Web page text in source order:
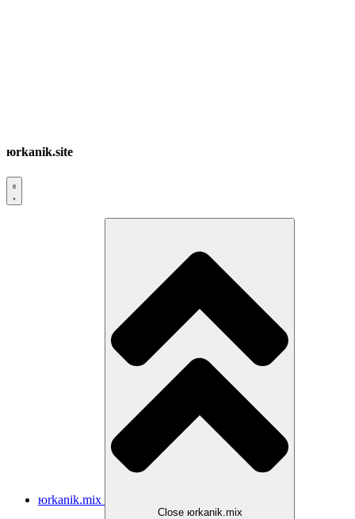
юrkanik.site
юrkanik.mix
Close юrkanik.mix